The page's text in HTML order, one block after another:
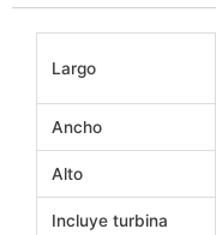
a
c
o
i
n
r
e
Largo
Ancho
Alto
Incluye turbina